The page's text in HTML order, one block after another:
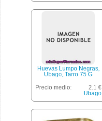
Huevas Lumpo Negras,
Ubago, Tarro 75 G
Precio medio:
2.1 €
Ubago